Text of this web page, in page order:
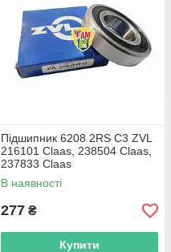
Підшипник 6208 2RS C3 ZVL
216101 Claas, 238504 Claas,
237833 Claas
В наявності
277 ₴
Купити